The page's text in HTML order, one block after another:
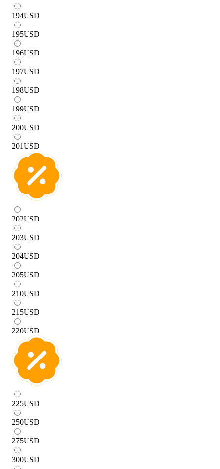
194USD
195USD
196USD
197USD
198USD
199USD
200USD
201USD
202USD
203USD
204USD
205USD
210USD
215USD
220USD
225USD
250USD
275USD
300USD